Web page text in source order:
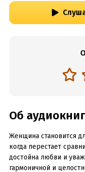
Об
Женщина становится
когда перестает
достойна любви и
гармоничной и